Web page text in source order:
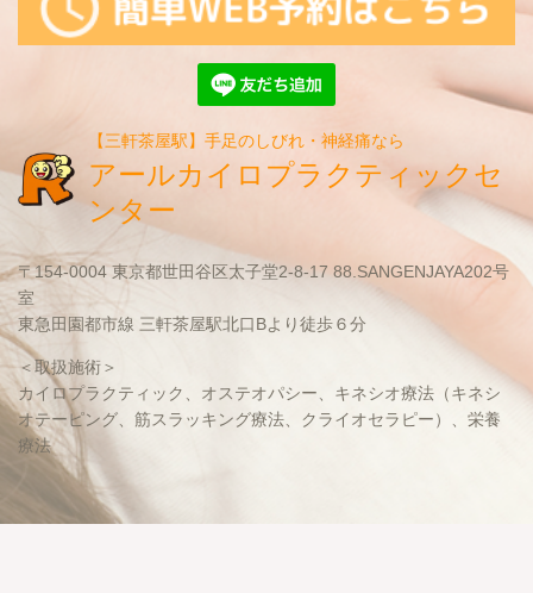
【三軒茶屋駅】手足のしびれ・神経痛なら
アールカイロプラクティックセ
ンター
〒154-0004 東京都世田谷区太子堂2-8-17 88.SANGENJAYA202号
室
東急田園都市線 三軒茶屋駅北口Bより徒歩６分
＜取扱施術＞
カイロプラクティック、オステオパシー、キネシオ療法（キネシ
オテーピング、筋スラッキング療法、クライオセラピー）、栄養
療法